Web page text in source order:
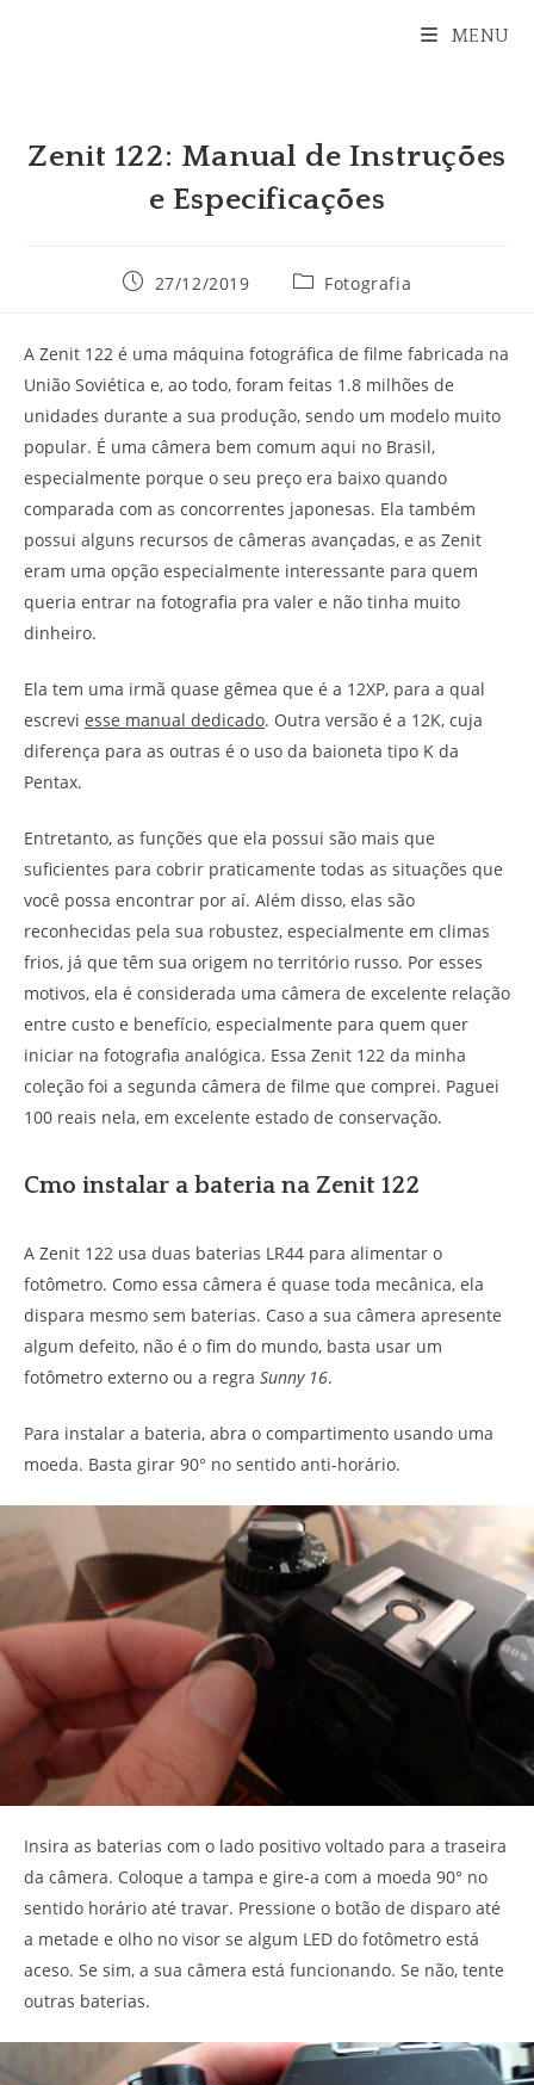
MENU
Zenit 122: Manual de Instruções
e Especificações
Post27/12/2019
Categoria
Fotografia
A Zenit 122 é uma máquina fotográfica de filme fabricada na
União Soviética e, ao todo, foram feitas 1.8 milhões de
unidades durante a sua produção, sendo um modelo muito
popular. É uma câmera bem comum aqui no Brasil,
especialmente porque o seu preço era baixo quando
comparada com as concorrentes japonesas. Ela também
possui alguns recursos de câmeras avançadas, e as Zenit
eram uma opção especialmente interessante para quem
queria entrar na fotografia pra valer e não tinha muito
dinheiro.
Ela tem uma irmã quase gêmea que é a 12XP, para a qual
escrevi esse manual dedicado. Outra versão é a 12K, cuja
diferença para as outras é o uso da baioneta tipo K da
Pentax.
Entretanto, as funções que ela possui são mais que
suficientes para cobrir praticamente todas as situações que
você possa encontrar por aí. Além disso, elas são
reconhecidas pela sua robustez, especialmente em climas
frios, já que têm sua origem no território russo. Por esses
motivos, ela é considerada uma câmera de excelente relação
entre custo e benefício, especialmente para quem quer
iniciar na fotografia analógica. Essa Zenit 122 da minha
coleção foi a segunda câmera de filme que comprei. Paguei
100 reais nela, em excelente estado de conservação.
Cmo instalar a bateria na Zenit 122
A Zenit 122 usa duas baterias LR44 para alimentar o
fotômetro. Como essa câmera é quase toda mecânica, ela
dispara mesmo sem baterias. Caso a sua câmera apresente
algum defeito, não é o fim do mundo, basta usar um
fotômetro externo ou a regra Sunny 16.
Para instalar a bateria, abra o compartimento usando uma
moeda. Basta girar 90° no sentido anti-horário.
Insira as baterias com o lado positivo voltado para a traseira
da câmera. Coloque a tampa e gire-a com a moeda 90° no
sentido horário até travar. Pressione o botão de disparo até
a metade e olho no visor se algum LED do fotômetro está
aceso. Se sim, a sua câmera está funcionando. Se não, tente
outras baterias.